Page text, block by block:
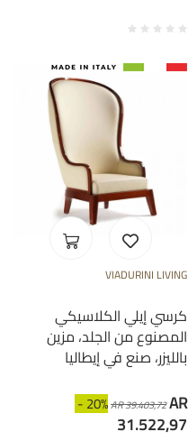
VIADURINI LIVING
كرسي إيلي الكلاسيكي
المصنوع من الجلد، مزين
بالليزر، صنع في إيطاليا
- 20%AR 39.403,72AR
31.522,97